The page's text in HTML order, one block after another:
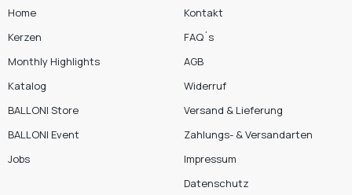
Home
Kerzen
Monthly Highlights
Katalog
BALLONI Store
BALLONI Event
Jobs
Kontakt
FAQ´s
AGB
Widerruf
Versand & Lieferung
Zahlungs- & Versandarten
Impressum
Datenschutz